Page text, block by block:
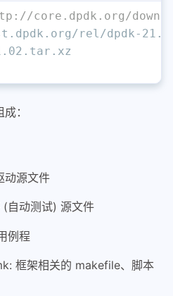
core.dpdk.org/
rel/dpdk-
：
动源文件
自动测试) 源文件
例程
框架相关的 makefile、脚本